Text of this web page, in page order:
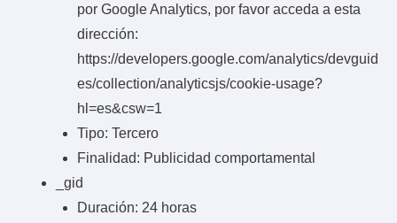
por Google Analytics, por favor acceda a esta
dirección:
https://developers.google.com/analytics/devguid
es/collection/analyticsjs/cookie-usage?
hl=es&csw=1
Tipo: Tercero
Finalidad: Publicidad comportamental
_gid
Duración: 24 horas